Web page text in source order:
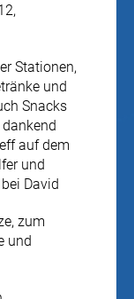
Stationen,
und
Snacks
auf dem
und
David
zum
und